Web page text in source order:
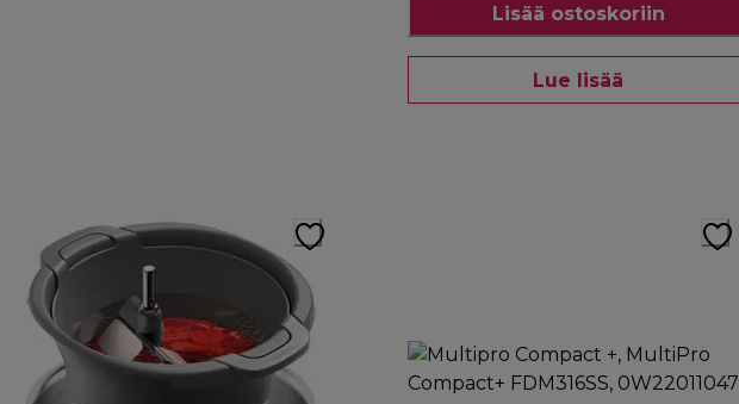
Lisää ostoskoriin
Lue lisää